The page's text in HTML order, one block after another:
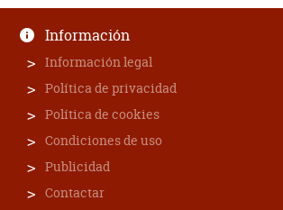
Información
Información legal
Política de privacidad
Política de cookies
Condiciones de uso
Publicidad
Contactar